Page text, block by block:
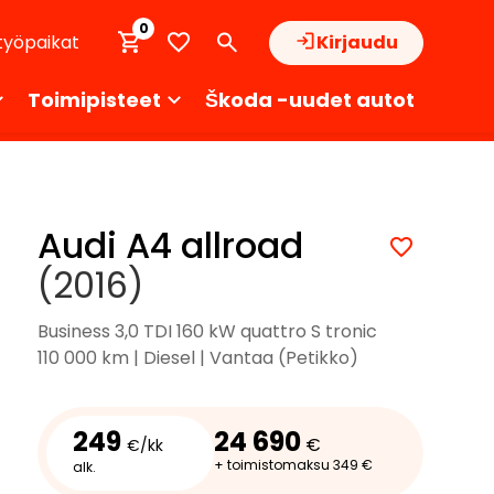
Kirjaudu
0
Toimipisteet Škoda -uudet autot
Audi A4 allroad
(2016)
Business 3,0 TDI 160 kW quattro S tronic
110 000 km | Diesel | Vantaa (Petikko)
249 €/kk
alk.
24 690 €
+ toimistomaksu 349 €